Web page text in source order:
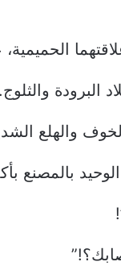
والثلوج.
والهلع
بالمصنع